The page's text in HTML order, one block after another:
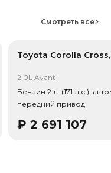
Смотреть все
2.0L Avant
Бензин 2 л. (171 л.с.),
передний привод
₽ 2 691 107